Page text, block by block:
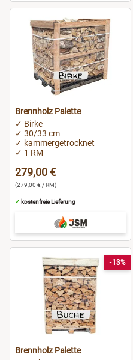
Brennholz Palette
✓ Birke
✓ 30/33 cm
✓ kammergetrocknet
✓ 1 RM
279,00 €
(279,00 € / RM)
✓ kostenfreie Lieferung
-13%
Brennholz Palette